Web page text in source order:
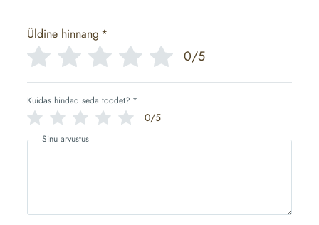
Üldine hinnang *
0/5
Kuidas hindad seda toodet? *
0/5
Sinu arvustus